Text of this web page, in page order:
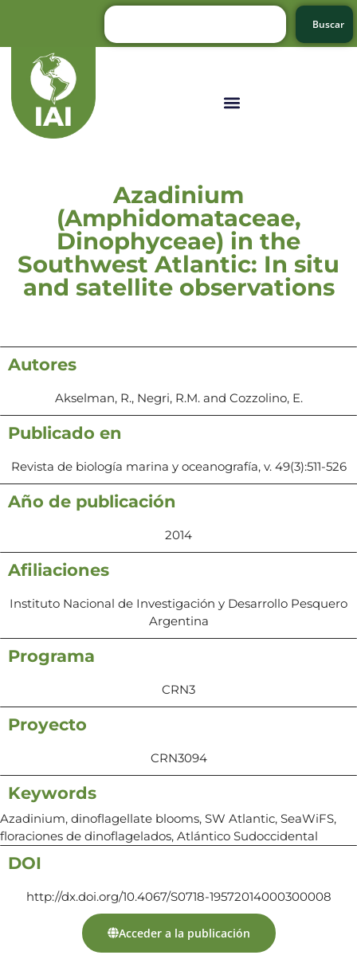
Buscar
Azadinium
(Amphidomataceae,
Dinophyceae) in the
Southwest Atlantic: In situ
and satellite observations
Autores
Akselman, R., Negri, R.M. and Cozzolino, E.
Publicado en
Revista de biología marina y oceanografía, v. 49(3):511-526
Año de publicación
2014
Afiliaciones
Instituto Nacional de Investigación y Desarrollo Pesquero
Argentina
Programa
CRN3
Proyecto
CRN3094
Keywords
Azadinium, dinoflagellate blooms, SW Atlantic, SeaWiFS,
floraciones de dinoflagelados, Atlántico Sudoccidental
DOI
http://dx.doi.org/10.4067/S0718-19572014000300008
Acceder a la publicación